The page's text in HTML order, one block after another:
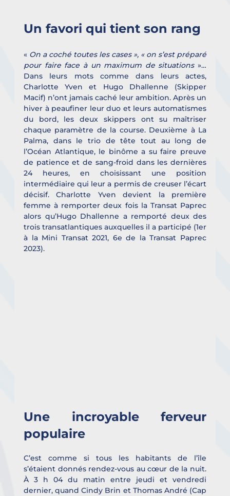
Un favori qui tient son rang
« On a coché toutes les cases », « on s’est préparé
pour faire face à un maximum de situations »…
Dans leurs mots comme dans leurs actes,
Charlotte Yven et Hugo Dhallenne (Skipper
Macif) n’ont jamais caché leur ambition. Après un
hiver à peaufiner leur duo et leurs automatismes
du bord, les deux skippers ont su maîtriser
chaque paramètre de la course. Deuxième à La
Palma, dans le trio de tête tout au long de
l’Océan Atlantique, le binôme a su faire preuve
de patience et de sang-froid dans les dernières
24 heures, en choisissant une position
intermédiaire qui leur a permis de creuser l’écart
décisif. Charlotte Yven devient la première
femme à remporter deux fois la Transat Paprec
alors qu’Hugo Dhallenne a remporté deux des
trois transatlantiques auxquelles il a participé (1er
à la Mini Transat 2021, 6e de la Transat Paprec
2023).
Une incroyable ferveur
populaire
C’est comme si tous les habitants de l’île
s’étaient donnés rendez-vous au cœur de la nuit.
À 3 h 04 du matin entre jeudi et vendredi
dernier, quand Cindy Brin et Thomas André (Cap